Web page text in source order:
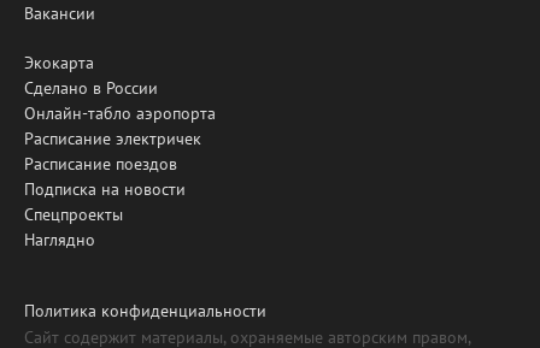
Вакансии
Экокарта
Сделано в России
Онлайн-табло аэропорта
Расписание электричек
Расписание поездов
Подписка на новости
Спецпроекты
Наглядно
Политика конфиденциальности
Сайт содержит материалы, охраняемые авторским правом,